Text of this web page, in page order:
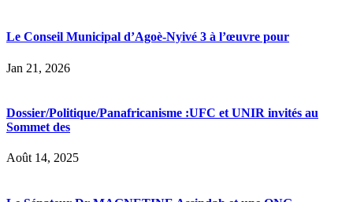
Le Conseil Municipal d’Agoè-Nyivé 3 à l’œuvre pour
Jan 21, 2026
Dossier/Politique/Panafricanisme :UFC et UNIR invités au
Sommet des
Août 14, 2025